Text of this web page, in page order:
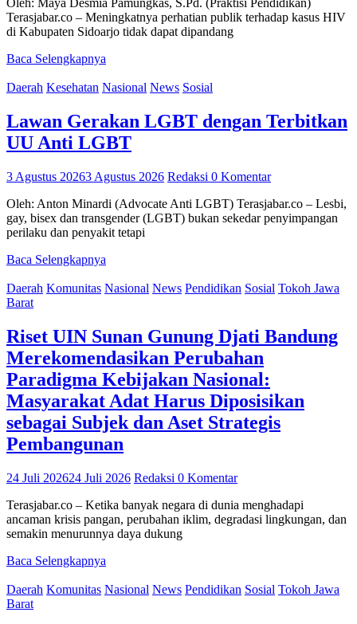
Oleh: Maya Desmia Pamungkas, S.Pd. (Praktisi Pendidikan)
Terasjabar.co – Meningkatnya perhatian publik terhadap kasus HIV
di Kabupaten Sidoarjo tidak dapat dipandang
Baca Selengkapnya
Daerah Kesehatan Nasional News Sosial
Lawan Gerakan LGBT dengan Terbitkan
UU Anti LGBT
3 Agustus 20263 Agustus 2026 Redaksi 0 Komentar
Oleh: Anton Minardi (Advocate Anti LGBT) Terasjabar.co – Lesbi,
gay, bisex dan transgender (LGBT) bukan sekedar penyimpangan
perilaku dan penyakit tetapi
Baca Selengkapnya
Daerah Komunitas Nasional News Pendidikan Sosial Tokoh Jawa
Barat
Riset UIN Sunan Gunung Djati Bandung
Merekomendasikan Perubahan
Paradigma Kebijakan Nasional:
Masyarakat Adat Harus Diposisikan
sebagai Subjek dan Aset Strategis
Pembangunan
24 Juli 202624 Juli 2026 Redaksi 0 Komentar
Terasjabar.co – Ketika banyak negara di dunia menghadapi
ancaman krisis pangan, perubahan iklim, degradasi lingkungan, dan
semakin menurunnya daya dukung
Baca Selengkapnya
Daerah Komunitas Nasional News Pendidikan Sosial Tokoh Jawa
Barat